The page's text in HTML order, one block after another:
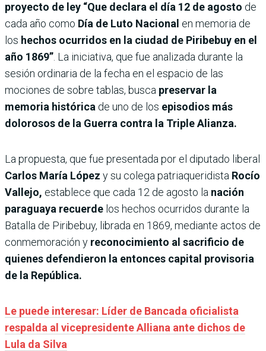
proyecto de ley “Que declara el día 12 de agosto de
cada año como Día de Luto Nacional en memoria de
los hechos ocurridos en la ciudad de Piribebuy en el
año 1869” . La iniciativa, que fue analizada durante la
sesión ordinaria de la fecha en el espacio de las
mociones de sobre tablas, busca preservar la
memoria histórica de uno de los episodios más
dolorosos de la Guerra contra la Triple Alianza.
La propuesta, que fue presentada por el diputado liberal
Carlos María López y su colega patriaqueridista Rocío
Vallejo, establece que cada 12 de agosto la nación
paraguaya recuerde los hechos ocurridos durante la
Batalla de Piribebuy, librada en 1869, mediante actos de
conmemoración y reconocimiento al sacrificio de
quienes defendieron la entonces capital provisoria
de la República.
Le puede interesar: Líder de Bancada oficialista
respalda al vicepresidente Alliana ante dichos de
Lula da Silva